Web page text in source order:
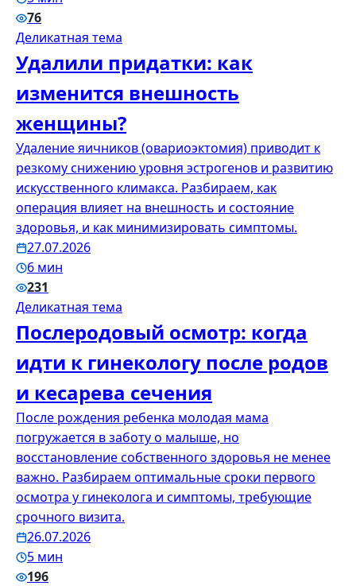
76
Деликатная тема
Удалили придатки: как
изменится внешность
женщины?
Удаление яичников (овариоэктомия) приводит к
резкому снижению уровня эстрогенов и развитию
искусственного климакса. Разбираем, как
операция влияет на внешность и состояние
здоровья, и как минимизировать симптомы.
27.07.2026
6 мин
231
Деликатная тема
Послеродовый осмотр: когда
идти к гинекологу после родов
и кесарева сечения
После рождения ребенка молодая мама
погружается в заботу о малыше, но
восстановление собственного здоровья не менее
важно. Разбираем оптимальные сроки первого
осмотра у гинеколога и симптомы, требующие
срочного визита.
26.07.2026
5 мин
196